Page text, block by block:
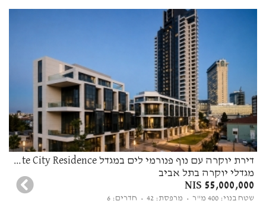
דירת יוקרה עם נוף פנורמי לים במגדל White City Residence
מגדלי יוקרה בתל אביב
55,000,000 NIS
שטח בנוי: 400 מ"ר • מרפסת: 42
• חדרים: 6